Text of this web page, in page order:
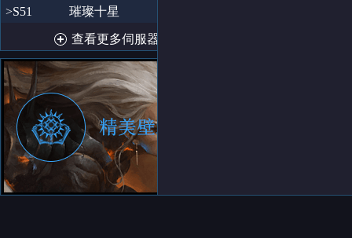
>S51
璀璨十星
查看更多伺服器